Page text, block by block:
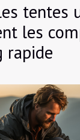
tentes
les
rapide